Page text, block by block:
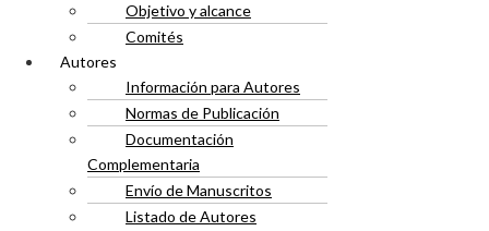
Objetivo y alcance
Comités
Autores
Información para Autores
Normas de Publicación
Documentación
Complementaria
Envío de Manuscritos
Listado de Autores